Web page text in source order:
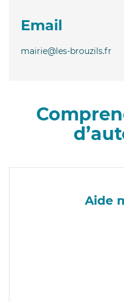
Email
mairie@les-brouzils.fr
Aide